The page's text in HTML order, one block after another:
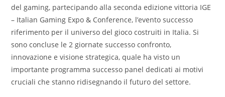
del gaming, partecipando alla seconda edizione vittoria IGE
– Italian Gaming Expo & Conference, l’evento successo
riferimento per il universo del gioco costruiti in Italia. Si
sono concluse le 2 giornate successo confronto,
innovazione e visione strategica, quale ha visto un
importante programma successo panel dedicati ai motivi
cruciali che stanno ridisegnando il futuro del settore.